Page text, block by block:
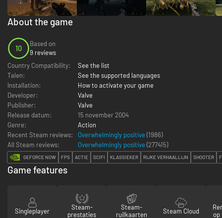
About the game
10
Based on
9 reviews
Country Compatibility:
See the list
Talen:
See the supported languages
Installation:
How to activate your game
Developer:
Valve
Publisher:
Valve
Release datum:
15 november 2004
Genre:
Action
Recent Steam reviews:
Overwhelmingly positive (1986)
All Steam reviews:
Overwhelmingly positive (277415)
GEFORCE NOW FPS ACTIE SCIFI KLASSIEKER RIJKE VERHAALLIJN SHOOTER
Game features
Singleplayer
Steam-
prestaties
Steam-
ruilkaarten
Steam Cloud
op